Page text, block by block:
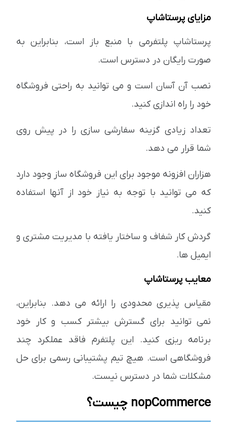
مزایای پرستاشاپ
پرستاشاپ پلتفرمی با منبع باز است، بنابراین به
صورت رایگان در دسترس است.
نصب آن آسان است و می توانید به راحتی فروشگاه
خود را راه اندازی کنید.
تعداد زیادی گزینه سفارشی سازی را در پیش روی
شما قرار می دهد.
هزاران افزونه موجود برای این فروشگاه ساز وجود دارد
که می توانید با توجه به نیاز خود از آنها استفاده
کنید.
گردش کار شفاف و ساختار یافته با مدیریت مشتری و
ایمیل ها.
معایب پرستاشاپ
مقیاس پذیری محدودی را ارائه می دهد. بنابراین،
نمی توانید برای گسترش بیشتر کسب و کار خود
برنامه ریزی کنید. این پلتفرم فاقد عملکرد چند
فروشگاهی است. هیچ تیم پشتیبانی رسمی برای حل
مشکلات شما در دسترس نیست.
nopCommerce چیست؟